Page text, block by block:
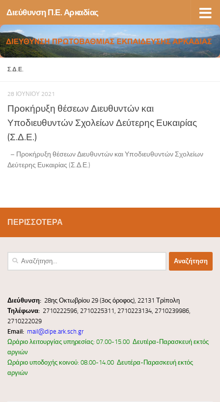
Skip to content
Διεύθυνση Π.Ε. Αρκαδίας
Σ.Δ.Ε.
28 ΙΟΥΝΊΟΥ 2021
Προκήρυξη θέσεων Διευθυντών και
Υποδιευθυντών Σχολείων Δεύτερης Ευκαιρίας
(Σ.Δ.Ε.)
– Προκήρυξη θέσεων Διευθυντών και Υποδιευθυντών Σχολείων
Δεύτερης Ευκαιρίας (Σ.Δ.Ε.)
ΠΕΡΙΣΣΌΤΕΡΑ
Αναζήτηση
Διεύθυνση: 28ης Οκτωβρίου 29 (3ος όροφος), 22131 Τρίπολη
Τηλέφωνα: 2710222596, 2710225311, 2710223134, 2710239986,
2710222029
Email: mail@dipe.ark.sch.gr
Ωράριο λειτουργίας υπηρεσίας: 07.00-15.00 Δευτέρα-Παρασκευή εκτός
αργιών
Ωράριο υποδοχής κοινού: 08.00-14.00 Δευτέρα-Παρασκευή εκτός
αργιών